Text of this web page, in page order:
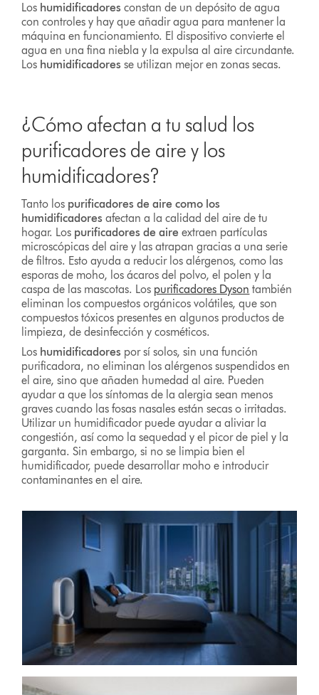
Los humidificadores constan de un depósito de agua
con controles y hay que añadir agua para mantener la
máquina en funcionamiento. El dispositivo convierte el
agua en una fina niebla y la expulsa al aire circundante.
Los humidificadores se utilizan mejor en zonas secas.
¿Cómo afectan a tu salud los
purificadores de aire y los
humidificadores?
Tanto los purificadores de aire como los
humidificadores afectan a la calidad del aire de tu
hogar. Los purificadores de aireextraen partículas
microscópicas del aire y las atrapan gracias a una serie
de filtros. Esto ayuda a reducir los alérgenos, como las
esporas de moho, los ácaros del polvo, el polen y la
caspa de las mascotas. Los purificadores Dyson también
eliminan los compuestos orgánicos volátiles, que son
compuestos tóxicos presentes en algunos productos de
limpieza, de desinfección y cosméticos.
Los humidificadores por sí solos, sin una función
purificadora, no eliminan los alérgenos suspendidos en
el aire, sino que añaden humedad al aire. Pueden
ayudar a que los síntomas de la alergia sean menos
graves cuando las fosas nasales están secas o irritadas.
Utilizar un humidificador puede ayudar a aliviar la
congestión, así como la sequedad y el picor de piel y la
garganta. Sin embargo, si no se limpia bien el
humidificador, puede desarrollar moho e introducir
contaminantes en el aire.